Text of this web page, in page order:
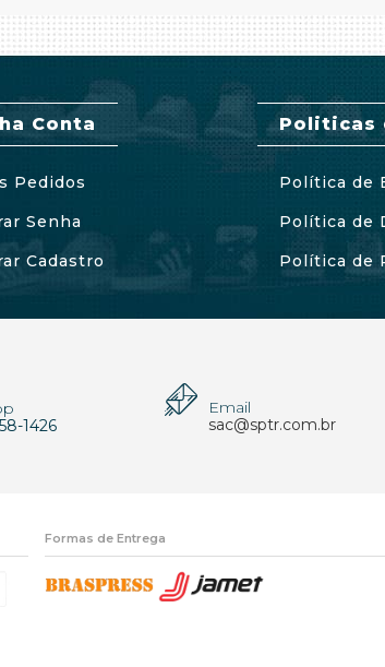
Conta
Pedidos
Senha
Cadastro
Politicas
Política de
Política de
Política de
1426
Email
sac@sptr.com.br
Formas de Entrega